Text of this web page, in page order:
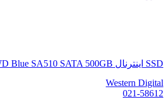
SSD اینترنال WD Blue SA510 SATA 500GB
Western Digital
021-58612